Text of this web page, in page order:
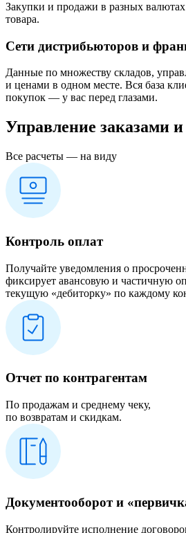
Закупки и продажи в разных
товара.
Сети дистрибьюторов и
Данные по множеству складов,
и ценами в одном месте. Вся база
покупок — у вас перед глазами.
Управление заказами
Все расчеты — на виду
Контроль оплат
Получайте уведомления о
фиксирует авансовую и частичную
текущую «дебиторку» по каждому
Отчет по контрагентам
По продажам и среднему чеку,
по возвратам и скидкам.
Документооборот и
Контролируйте исполнение